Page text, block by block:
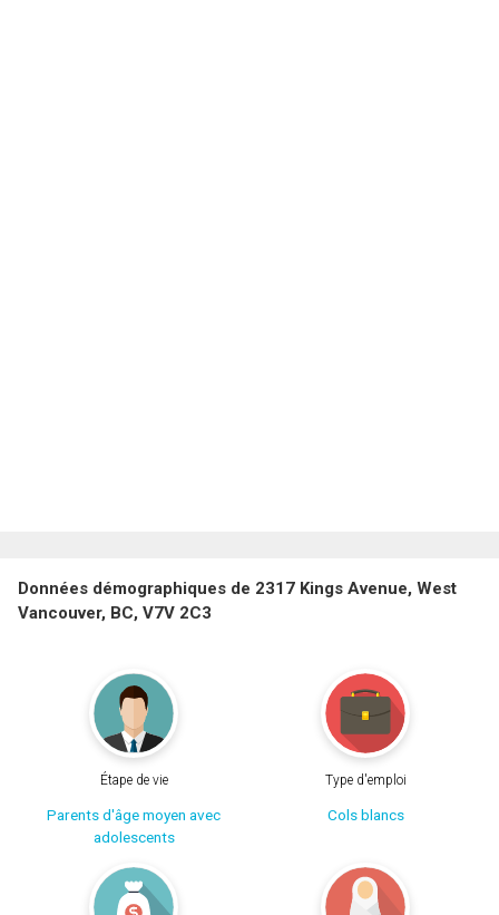
Données démographiques de 2317 Kings Avenue, West
Vancouver, BC, V7V 2C3
Étape de vie
Parents d'âge moyen avec
adolescents
Type d'emploi
Cols blancs